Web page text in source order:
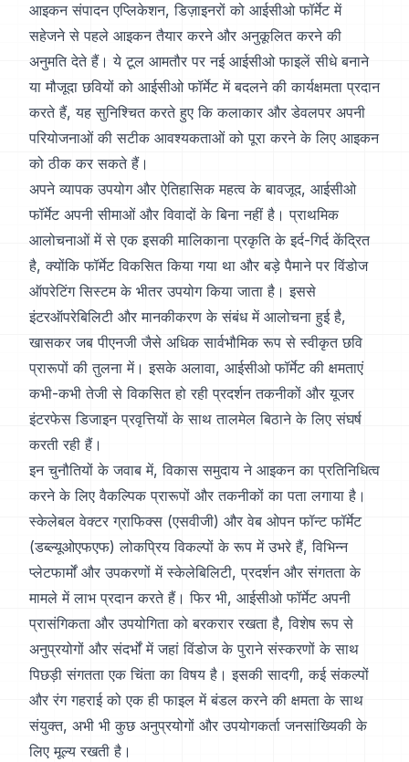
आइकन संपादन एप्लिकेशन, डिज़ाइनरों को आईसीओ फॉर्मेट में
सहेजने से पहले आइकन तैयार करने और अनुकूलित करने की
अनुमति देते हैं। ये टूल आमतौर पर नई आईसीओ फाइलें सीधे बनाने
या मौजूदा छवियों को आईसीओ फॉर्मेट में बदलने की कार्यक्षमता प्रदान
करते हैं, यह सुनिश्चित करते हुए कि कलाकार और डेवलपर अपनी
परियोजनाओं की सटीक आवश्यकताओं को पूरा करने के लिए आइकन
को ठीक कर सकते हैं।
अपने व्यापक उपयोग और ऐतिहासिक महत्व के बावजूद, आईसीओ
फॉर्मेट अपनी सीमाओं और विवादों के बिना नहीं है। प्राथमिक
आलोचनाओं में से एक इसकी मालिकाना प्रकृति के इर्द-गिर्द केंद्रित
है, क्योंकि फॉर्मेट विकसित किया गया था और बड़े पैमाने पर विंडोज
ऑपरेटिंग सिस्टम के भीतर उपयोग किया जाता है। इससे
इंटरऑपरेबिलिटी और मानकीकरण के संबंध में आलोचना हुई है,
खासकर जब पीएनजी जैसे अधिक सार्वभौमिक रूप से स्वीकृत छवि
प्रारूपों की तुलना में। इसके अलावा, आईसीओ फॉर्मेट की क्षमताएं
कभी-कभी तेजी से विकसित हो रही प्रदर्शन तकनीकों और यूजर
इंटरफेस डिजाइन प्रवृत्तियों के साथ तालमेल बिठाने के लिए संघर्ष
करती रही हैं।
इन चुनौतियों के जवाब में, विकास समुदाय ने आइकन का प्रतिनिधित्व
करने के लिए वैकल्पिक प्रारूपों और तकनीकों का पता लगाया है।
स्केलेबल वेक्टर ग्राफिक्स (एसवीजी) और वेब ओपन फॉन्ट फॉर्मेट
(डब्ल्यूओएफएफ) लोकप्रिय विकल्पों के रूप में उभरे हैं, विभिन्न
प्लेटफार्मों और उपकरणों में स्केलेबिलिटी, प्रदर्शन और संगतता के
मामले में लाभ प्रदान करते हैं। फिर भी, आईसीओ फॉर्मेट अपनी
प्रासंगिकता और उपयोगिता को बरकरार रखता है, विशेष रूप से
अनुप्रयोगों और संदर्भों में जहां विंडोज के पुराने संस्करणों के साथ
पिछड़ी संगतता एक चिंता का विषय है। इसकी सादगी, कई संकल्पों
और रंग गहराई को एक ही फाइल में बंडल करने की क्षमता के साथ
संयुक्त, अभी भी कुछ अनुप्रयोगों और उपयोगकर्ता जनसांख्यिकी के
लिए मूल्य रखती है।